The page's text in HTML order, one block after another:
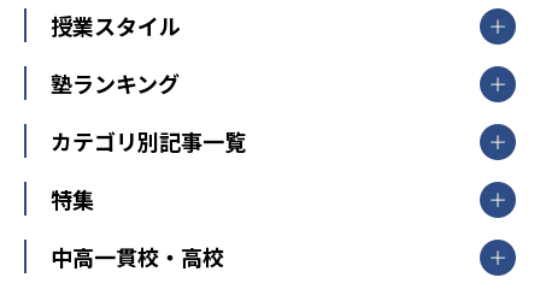
山形県
福島県
関東
東京都
神奈川県
茨城県
栃木県
群馬県
新潟県
中部
愛知県
静岡県
長野県
【掲載塾一覧を見る】
東京個別指導学院
明光義塾
個別教室のトライ
武田塾
授業スタイル
個別指導
オンライン指導
塾ランキング
中学受験ランキング
カテゴリ別記事一覧
中学受験
大学受験
特集
開成番長直伝！子どもの受験を成功させる方法
中高一貫校・高校